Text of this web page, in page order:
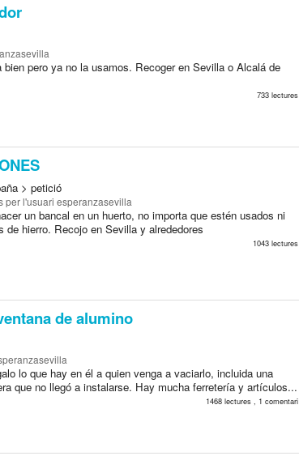
bien pero ya no la usamos. Recoger en Sevilla o Alcalá de
733 lectures
> petició
per l'usuari esperanzasevilla
un bancal en un huerto, no importa que estén usados ni
de hierro. Recojo en Sevilla y alrededores
1043 lectures
de alumino
lo que hay en él a quien venga a vaciarlo, incluida una
que no llegó a instalarse. Hay mucha ferretería y artículos...
1468 lectures , 1 comentari